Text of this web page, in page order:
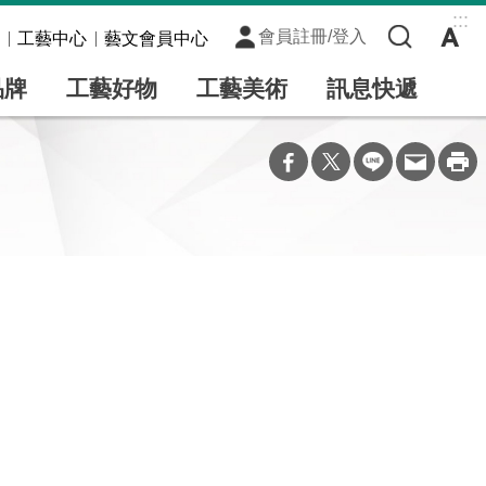
:::
工藝中心 藝文會員中心 會員註冊/登入
工藝好物 工藝美術 訊息快遞